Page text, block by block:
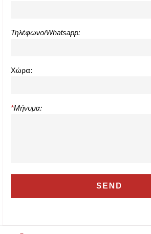
Τηλέφωνο/Whatsapp:
Χώρα:
*Μήνυμα: